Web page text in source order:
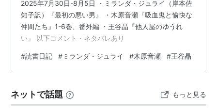
版・1999/12/22）
『POLLINATION』 （ ISBN:4835210271・ビブロ
ス・2000/03/18）
『黄色いダイアモンド』 （ISBN:4835210808・ビ
（ ISBN:487278684X
・オークラ出版・2000/11/11）
『片思い』 （ISBN:4835212223・ビブロス・
2025年7月30日-8月5日 ・ミランダ・ジュライ（岸本佐
知子訳）『最初の悪い男』 ・木原音瀬『吸血鬼と愉快な
仲間たち』1-6巻、番外編 ・王谷晶『他人屋のゆうれ
い』 以下コメント・ネタバレあり
#読書日記 #ミランダ・ジュライ #木原音瀬 #王谷晶
ネットで話題 もっと見る